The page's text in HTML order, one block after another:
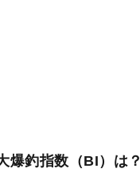
爆釣指数（BI）は？